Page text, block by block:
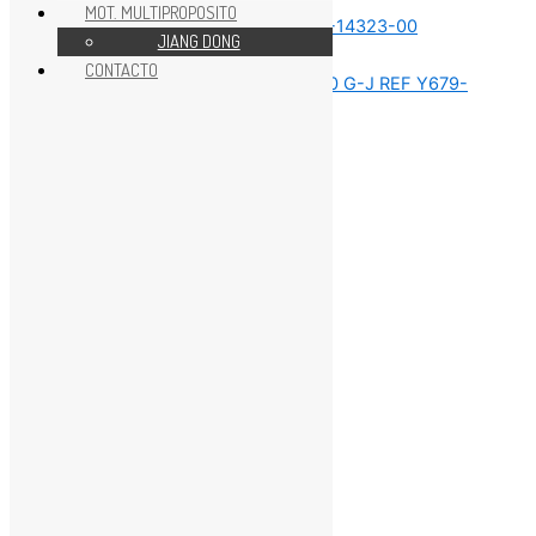
REPUESTOS MOTOR 40HP
MOT. MULTIPROPOSITO
JIANG DONG
CONTACTO